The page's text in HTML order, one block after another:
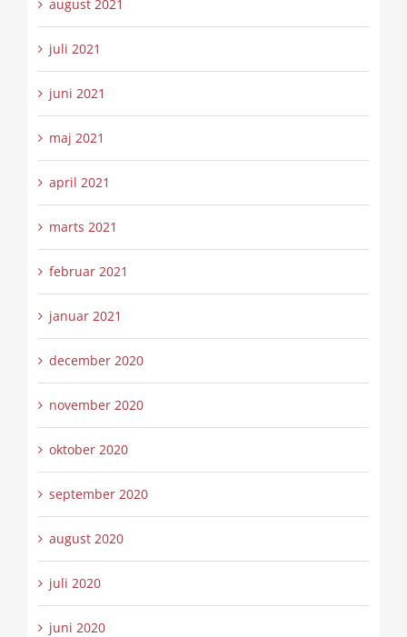
august 2021
juli 2021
juni 2021
maj 2021
april 2021
marts 2021
februar 2021
januar 2021
december 2020
november 2020
oktober 2020
september 2020
august 2020
juli 2020
juni 2020